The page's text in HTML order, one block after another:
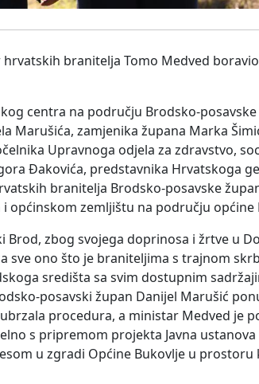
branitelja Tomo Medved
centra na području Brodsko-posavske
Marušića, zamjenika župana Marka
Upravnoga odjela za zdravstvo,
Đakovića, predstavnika Hrvatskoga
branitelja Brodsko-posavske
općinskom zemljištu na području općine
zbog svojega doprinosa i žrtve u
sve ono što je braniteljima s trajnom
središta sa svim dostupnim
posavski župan Danijel Marušić
procedura, a ministar Medved je
s pripremom projekta Javna
u zgradi Općine Bukovlje u